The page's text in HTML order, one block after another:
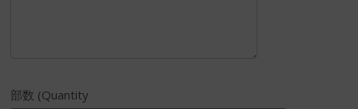
部数 (Quantity